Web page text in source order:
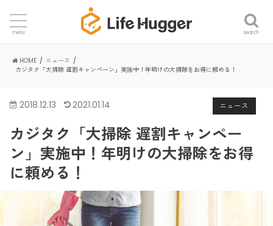
search
menu
HOME
ニュース
カジタク「大掃除 遅割キャンペーン」実施中！年明けの大掃除をお得に頼める！
ニュース
2018.12.13 2021.01.14
カジタク「大掃除 遅割キャンペー
ン」実施中！年明けの大掃除をお得
に頼める！